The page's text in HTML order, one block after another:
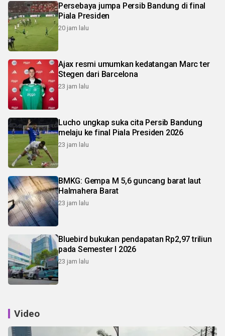
Persebaya jumpa Persib Bandung di final
Piala Presiden
20 jam lalu
Ajax resmi umumkan kedatangan Marc ter
Stegen dari Barcelona
23 jam lalu
Lucho ungkap suka cita Persib Bandung
melaju ke final Piala Presiden 2026
23 jam lalu
BMKG: Gempa M 5,6 guncang barat laut
Halmahera Barat
23 jam lalu
Bluebird bukukan pendapatan Rp2,97 triliun
pada Semester I 2026
23 jam lalu
Video